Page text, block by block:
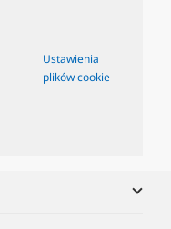
Ustawienia
plików cookie